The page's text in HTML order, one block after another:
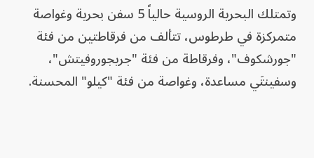
وتمتلك البحرية الروسية حالياً 5 سفن بحرية وغواصة
متمركزة في طرطوس، تتألف من فرقاطتين من فئة
"جورشكوف"، وفرقاطة من فئة "جريجوروفيتش"،
وسفينتَي مساعدة، وغواصة من فئة "كيلو" المحسنة.